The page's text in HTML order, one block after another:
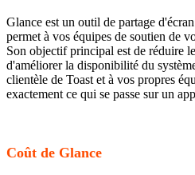
Glance est un outil de partage
permet à vos équipes de soutien de
Son objectif principal est de réduire
d'améliorer la disponibilité du
clientèle de Toast et à vos propres
exactement ce qui se passe sur un
Coût de Glance